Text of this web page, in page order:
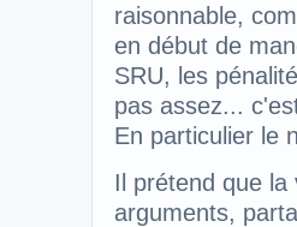
raisonnable,
en début de
SRU, les
pas assez...
En particulier le
Il prétend que la
arguments,